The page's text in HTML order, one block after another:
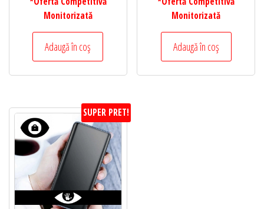
Monitorizată
Adaugă în coș
Monitorizată
Adaugă în coș
SUPER PRET!